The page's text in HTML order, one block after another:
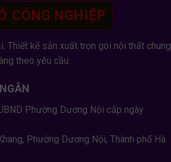
CÔNG NGHIỆP
Thiết kế sản xuất trọn gói nội thất chung
theo yêu cầu.
Phường Dương Nội cấp ngày
Phường Dương Nội, Thành phố Hà